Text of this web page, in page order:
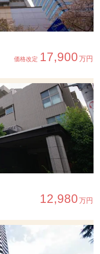
価格改定 17,900万円
12,980万円